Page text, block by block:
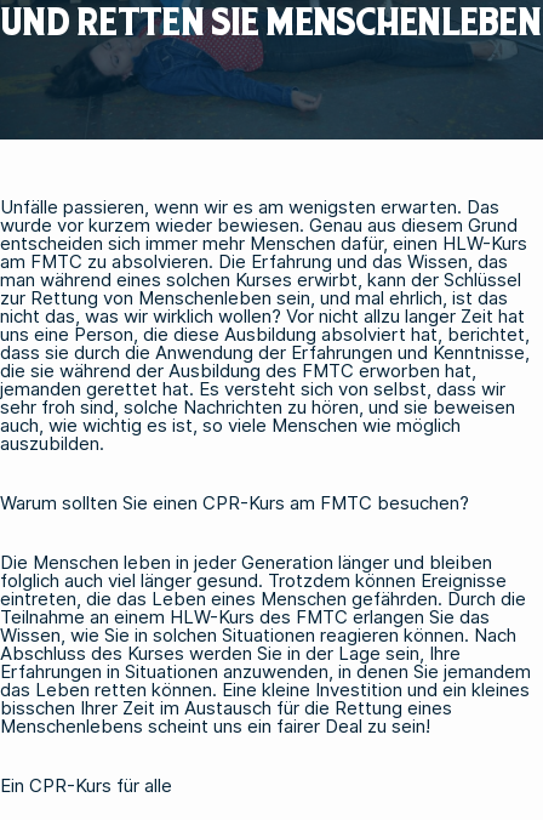
UND RETTEN SIE MENSCHENLEBEN
Unfälle passieren, wenn wir es am wenigsten erwarten. Das
wurde vor kurzem wieder bewiesen. Genau aus diesem Grund
entscheiden sich immer mehr Menschen dafür, einen HLW-Kurs
am FMTC zu absolvieren. Die Erfahrung und das Wissen, das
man während eines solchen Kurses erwirbt, kann der Schlüssel
zur Rettung von Menschenleben sein, und mal ehrlich, ist das
nicht das, was wir wirklich wollen? Vor nicht allzu langer Zeit hat
uns eine Person, die diese Ausbildung absolviert hat, berichtet,
dass sie durch die Anwendung der Erfahrungen und Kenntnisse,
die sie während der Ausbildung des FMTC erworben hat,
jemanden gerettet hat. Es versteht sich von selbst, dass wir
sehr froh sind, solche Nachrichten zu hören, und sie beweisen
auch, wie wichtig es ist, so viele Menschen wie möglich
auszubilden.
Warum sollten Sie einen CPR-Kurs am FMTC besuchen?
Die Menschen leben in jeder Generation länger und bleiben
folglich auch viel länger gesund. Trotzdem können Ereignisse
eintreten, die das Leben eines Menschen gefährden. Durch die
Teilnahme an einem HLW-Kurs des FMTC erlangen Sie das
Wissen, wie Sie in solchen Situationen reagieren können. Nach
Abschluss des Kurses werden Sie in der Lage sein, Ihre
Erfahrungen in Situationen anzuwenden, in denen Sie jemandem
das Leben retten können. Eine kleine Investition und ein kleines
bisschen Ihrer Zeit im Austausch für die Rettung eines
Menschenlebens scheint uns ein fairer Deal zu sein!
Ein CPR-Kurs für alle